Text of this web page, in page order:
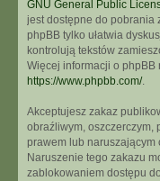
GNU General Public
jest dostępne do pobrania
phpBB tylko ułatwia
kontrolują tekstów
Więcej informacji o phpBB
https://www.phpbb.com/.
Akceptujesz zakaz
obraźliwym, oszczerczym,
prawem lub naruszającym
Naruszenie tego zakazu
zablokowaniem dostępu